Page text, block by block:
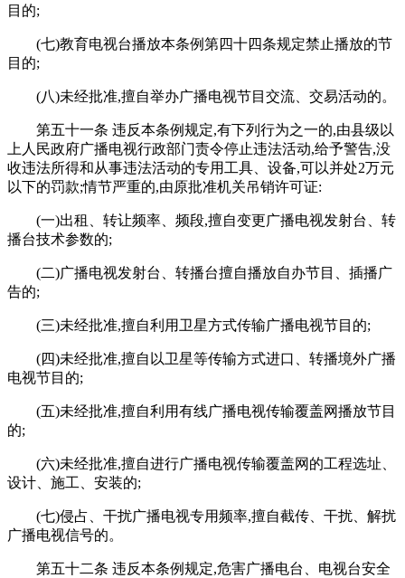
目的;
(七)教育电视台播放本条例第四十四条规定禁止播放的节
目的;
(八)未经批准,擅自举办广播电视节目交流、交易活动的。
第五十一条 违反本条例规定,有下列行为之一的,由县级以
上人民政府广播电视行政部门责令停止违法活动,给予警告,没
收违法所得和从事违法活动的专用工具、设备,可以并处2万元
以下的罚款;情节严重的,由原批准机关吊销许可证:
(一)出租、转让频率、频段,擅自变更广播电视发射台、转
播台技术参数的;
(二)广播电视发射台、转播台擅自播放自办节目、插播广
告的;
(三)未经批准,擅自利用卫星方式传输广播电视节目的;
(四)未经批准,擅自以卫星等传输方式进口、转播境外广播
电视节目的;
(五)未经批准,擅自利用有线广播电视传输覆盖网播放节目
的;
(六)未经批准,擅自进行广播电视传输覆盖网的工程选址、
设计、施工、安装的;
(七)侵占、干扰广播电视专用频率,擅自截传、干扰、解扰
广播电视信号的。
第五十二条 违反本条例规定,危害广播电台、电视台安全